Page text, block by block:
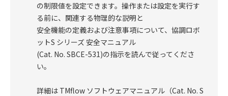
の制限値を設定できます。操作または設定を実行す
る前に、関連する物理的な説明と
安全機能の定義および注意事項について、協調ロボ
ットS シリーズ 安全マニュアル
(Cat. No. SBCE-531)の指示を読んで従ってくださ
い。
詳細は TMflow ソフトウェアマニュアル（Cat. No. S